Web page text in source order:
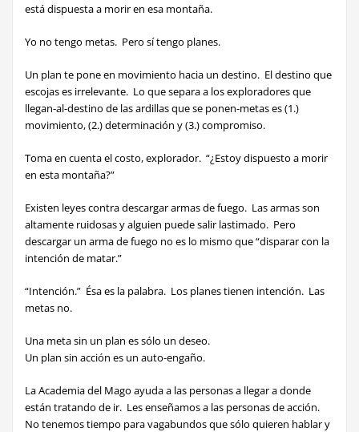
está dispuesta a morir en esa montaña.
Yo no tengo metas. Pero sí tengo planes.
Un plan te pone en movimiento hacia un destino. El destino que
escojas es irrelevante. Lo que separa a los exploradores que
llegan-al-destino de las ardillas que se ponen-metas es (1.)
movimiento, (2.) determinación y (3.) compromiso.
Toma en cuenta el costo, explorador. “¿Estoy dispuesto a morir
en esta montaña?”
Existen leyes contra descargar armas de fuego. Las armas son
altamente ruidosas y alguien puede salir lastimado. Pero
descargar un arma de fuego no es lo mismo que “disparar con la
intención de matar.”
“Intención.” Ésa es la palabra. Los planes tienen intención. Las
metas no.
Una meta sin un plan es sólo un deseo.
Un plan sin acción es un auto-engaño.
La Academia del Mago ayuda a las personas a llegar a donde
están tratando de ir. Les enseñamos a las personas de acción.
No tenemos tiempo para vagabundos que sólo quieren hablar y